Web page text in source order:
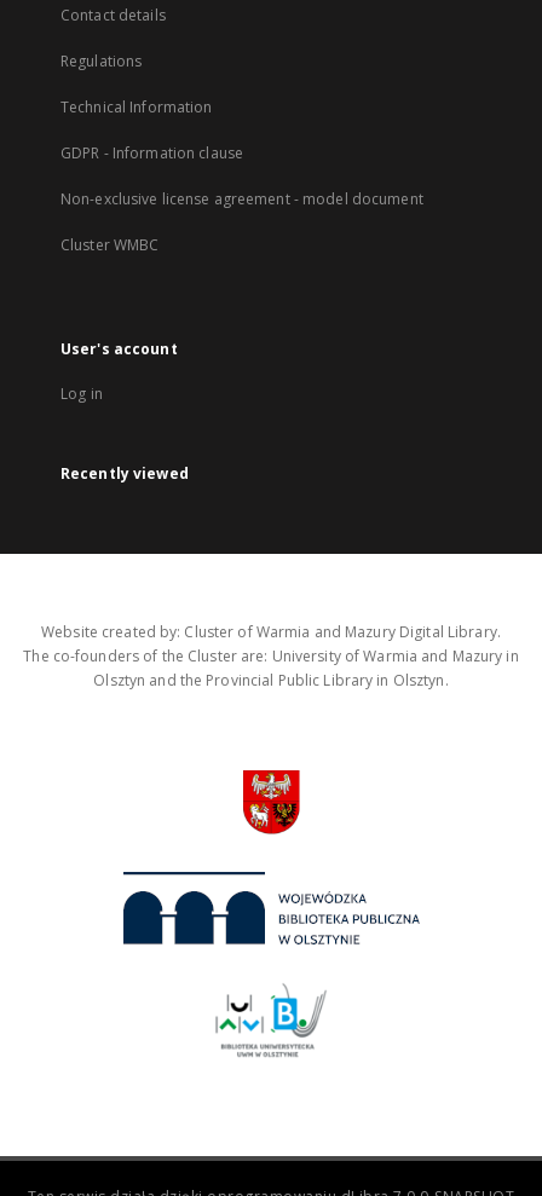
Contact details
Regulations
Technical Information
GDPR - Information clause
Non-exclusive license agreement - model document
Cluster WMBC
User's account
Log in
Recently viewed
Website created by: Cluster of Warmia and Mazury Digital Library.
The co-founders of the Cluster are: University of Warmia and Mazury in
Olsztyn and the Provincial Public Library in Olsztyn.